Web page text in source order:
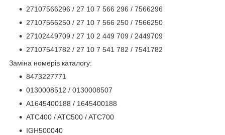
27107566296 / 27 10 7 566 296 / 7566296
27107566250 / 27 10 7 566 250 / 7566250
27102449709 / 27 10 2 449 709 / 2449709
27107541782 / 27 10 7 541 782 / 7541782
Заміна номерів каталогу:
8473227771
0130008512 / 0130008507
A1645400188 / 1645400188
ATC400 / ATC500 / ATC700
IGH500040